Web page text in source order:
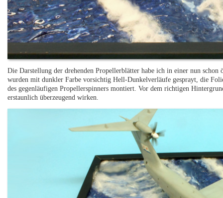
Die Darstellung der drehenden Propellerblätter habe ich in einer nun
wurden mit dunkler Farbe vorsichtig Hell-Dunkelverläufe gesprayt, die
des gegenläufigen Propellerspinners montiert. Vor dem richtigen
erstaunlich überzeugend wirken.